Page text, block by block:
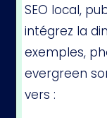
SEO local,
intégrez la
exemples,
evergreen
vers :